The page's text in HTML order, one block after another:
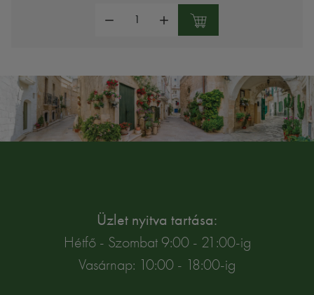
Üzlet nyitva tartása:
Hétfő - Szombat 9:00 - 21:00-ig
Vasárnap: 10:00 - 18:00-ig